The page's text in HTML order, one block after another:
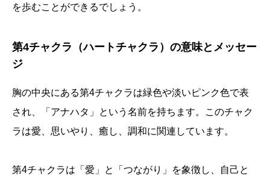
を歩むことができるでしょう。
第4チャクラ（ハートチャクラ）の意味とメッセー
ジ
胸の中央にある第4チャクラは緑色や淡いピンク色で表
され、「アナハタ」という名前を持ちます。このチャク
ラは愛、思いやり、癒し、調和に関連しています。
第4チャクラは「愛」と「つながり」を象徴し、自己と